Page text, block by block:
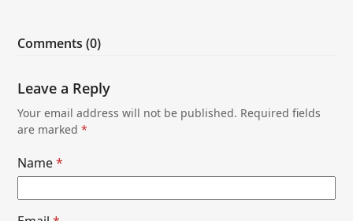
Comments (0)
Leave a Reply
Your email address will not be published. Required fields
are marked*
Name*